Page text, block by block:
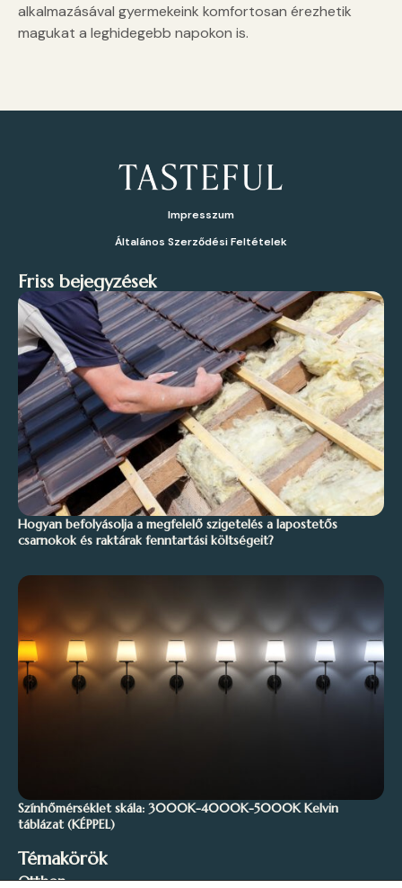
alkalmazásával gyermekeink komfortosan érezhetik
magukat a leghidegebb napokon is.
Impresszum
Általános Szerződési Feltételek
Friss bejegyzések
Hogyan befolyásolja a megfelelő szigetelés a lapostetős
csarnokok és raktárak fenntartási költségeit?
Színhőmérséklet skála: 3000K-4000K-5000K Kelvin
táblázat (KÉPPEL)
Témakörök
Otthon